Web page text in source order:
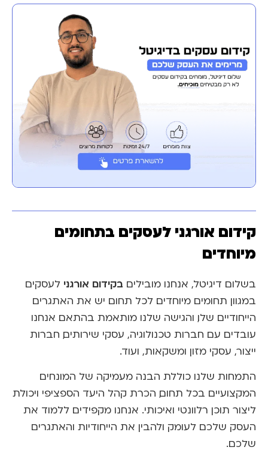
קידום אורגני לעסקים בתחומים
מיוחדים
בשלום דיגיטל, אנחנו מובילים בקידום אורגני לעסקים
במגוון תחומים מיוחדים. לכל תחום יש את האתגרים
הייחודיים שלו, והגישה שלנו מותאמת בהתאם. אנחנו
עובדים עם חברות טכנולוגיה, עסקי שירותים, חברות
ייצור, עסקי מזון ומשקאות, ועוד.
התמחות שלנו כוללת הבנה מעמיקה של המונחים
המקצועיים בכל תחום, הכרת קהל היעד הספציפי ויכולת
ליצור תוכן רלוונטי ואיכותי. אנחנו מקפידים ללמוד את
העסק שלכם לעומק ולהבין את הייחודיות והאתגרים
שלכם.